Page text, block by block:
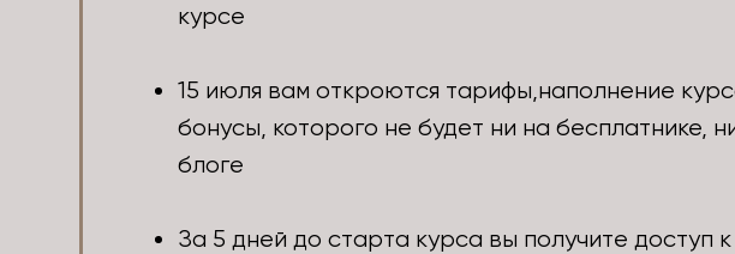
курсе
15 июля вам откроются тарифы,наполнение
бонусы, которого не будет ни на бесплатнике,
блоге
За 5 дней до старта курса вы получите доступ к